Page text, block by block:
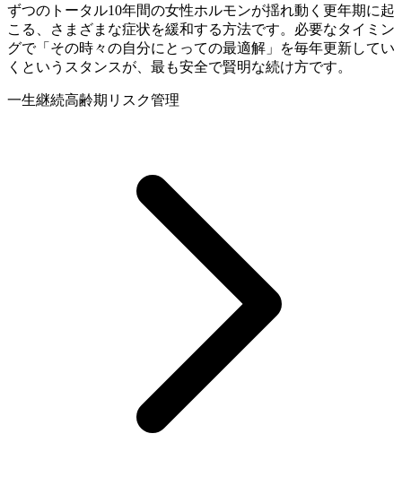
ずつのトータル10年間の女性ホルモンが揺れ動く更年期に起
こる、さまざまな症状を緩和する方法です。必要なタイミン
グで「その時々の自分にとっての最適解」を毎年更新してい
くというスタンスが、最も安全で賢明な続け方です。
一生継続高齢期 リスク管理